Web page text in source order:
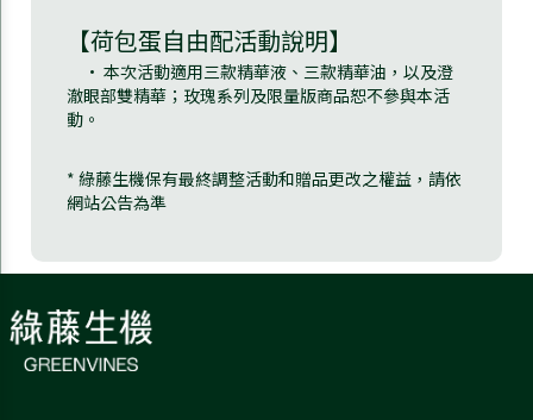
【荷包蛋自由配活動說明】
• 本次活動適用三款精華液、三款精華油，以及澄
澈眼部雙精華；玫瑰系列及限量版商品恕不參與本活
動。
* 綠藤生機保有最終調整活動和贈品更改之權益，請依
網站公告為準